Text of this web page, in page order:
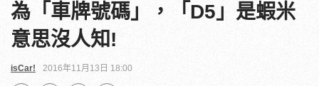
為「車牌號碼」，「D5」是蝦米
意思沒人知!
isCar! 2016年11月13日 18:00